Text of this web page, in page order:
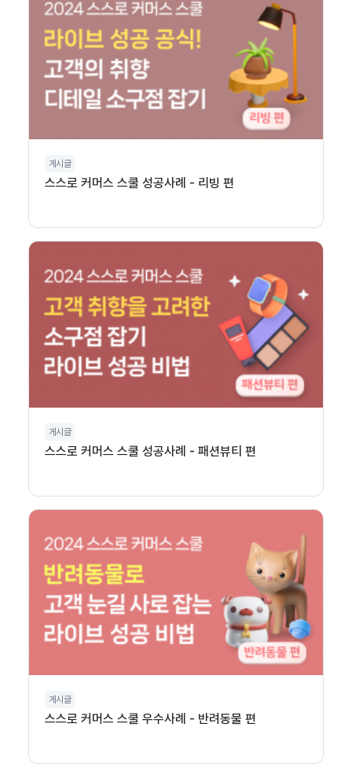
게시글
스스로 커머스 스쿨 성공사례 - 리빙 편
게시글
스스로 커머스 스쿨 성공사례 - 패션뷰티 편
게시글
스스로 커머스 스쿨 우수사례 - 반려동물 편